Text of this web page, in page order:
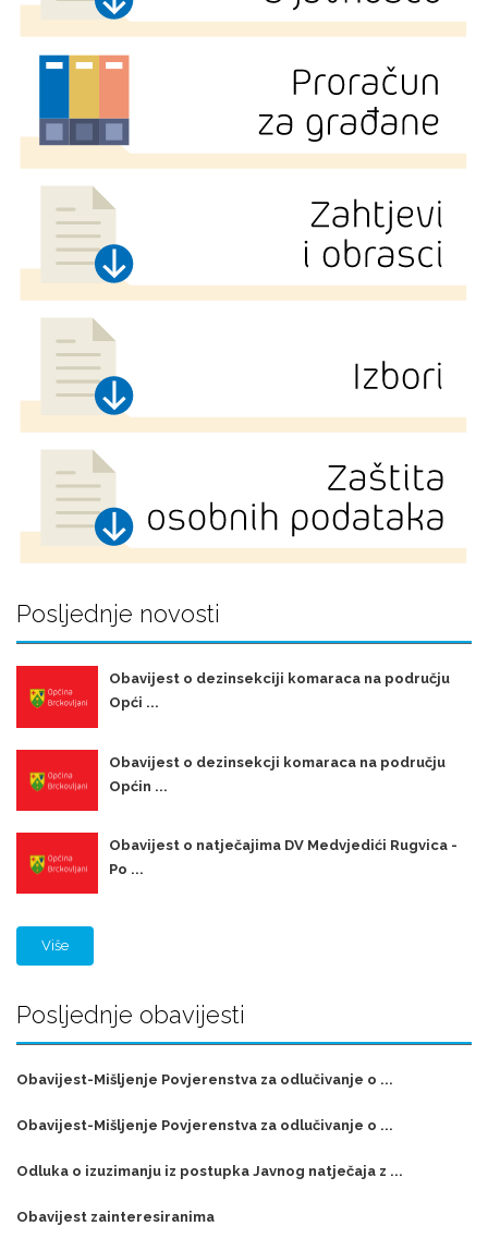
Posljednje novosti
Obavijest o dezinsekciji komaraca na području
Opći ...
Obavijest o dezinsekcji komaraca na području
Općin ...
Obavijest o natječajima DV Medvjedići Rugvica -
Po ...
Više
Posljednje obavijesti
Obavijest-Mišljenje Povjerenstva za odlučivanje o ...
Obavijest-Mišljenje Povjerenstva za odlučivanje o ...
Odluka o izuzimanju iz postupka Javnog natječaja z ...
Obavijest zainteresiranima